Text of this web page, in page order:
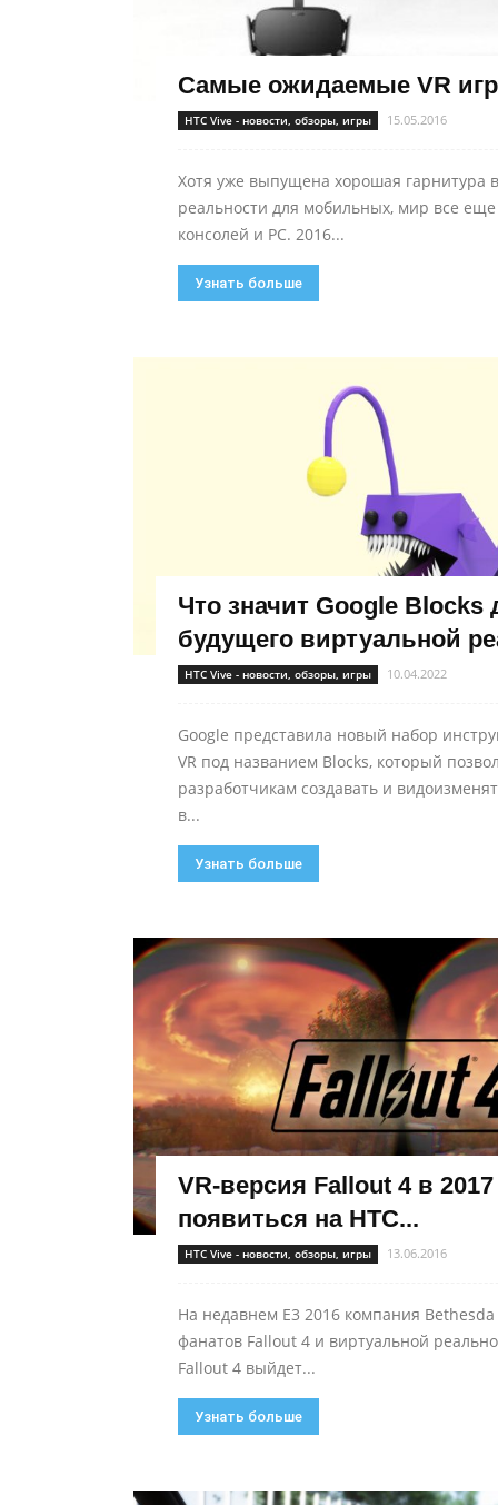
Самые ожидаемые VR
HTC Vive - новости, обзоры, игры 15.05.2016
Хотя уже выпущена хорошая гарнитура
реальности для мобильных, мир все еще
консолей и PC. 2016...
Узнать больше
Что значит Google Blocks
будущего виртуальной
HTC Vive - новости, обзоры, игры 10.04.2022
Google представила новый набор
VR под названием Blocks, который
разработчикам создавать и
в...
Узнать больше
VR-версия Fallout 4 в 2017
появиться на HTC...
HTC Vive - новости, обзоры, игры 13.06.2016
На недавнем E3 2016 компания Bethesda
фанатов Fallout 4 и виртуальной
Fallout 4 выйдет...
Узнать больше